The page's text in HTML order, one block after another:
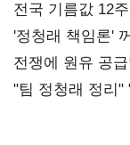
사과부터"
전국 기름값 12
'정청래 책임론'
때리기
전쟁에 원유 공
핵심으로 재부상
"팀 정청래 정리